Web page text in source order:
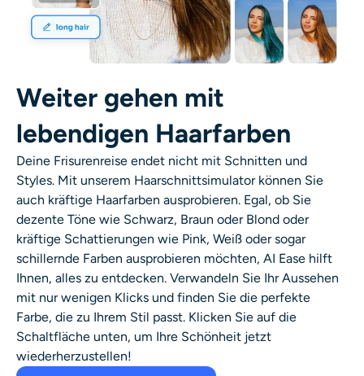
Weiter gehen mit
lebendigen Haarfarben
Deine Frisurenreise endet nicht mit Schnitten und
Styles. Mit unserem Haarschnittsimulator können Sie
auch kräftige Haarfarben ausprobieren. Egal, ob Sie
dezente Töne wie Schwarz, Braun oder Blond oder
kräftige Schattierungen wie Pink, Weiß oder sogar
schillernde Farben ausprobieren möchten, AI Ease hilft
Ihnen, alles zu entdecken. Verwandeln Sie Ihr Aussehen
mit nur wenigen Klicks und finden Sie die perfekte
Farbe, die zu Ihrem Stil passt. Klicken Sie auf die
Schaltfläche unten, um Ihre Schönheit jetzt
wiederherzustellen!